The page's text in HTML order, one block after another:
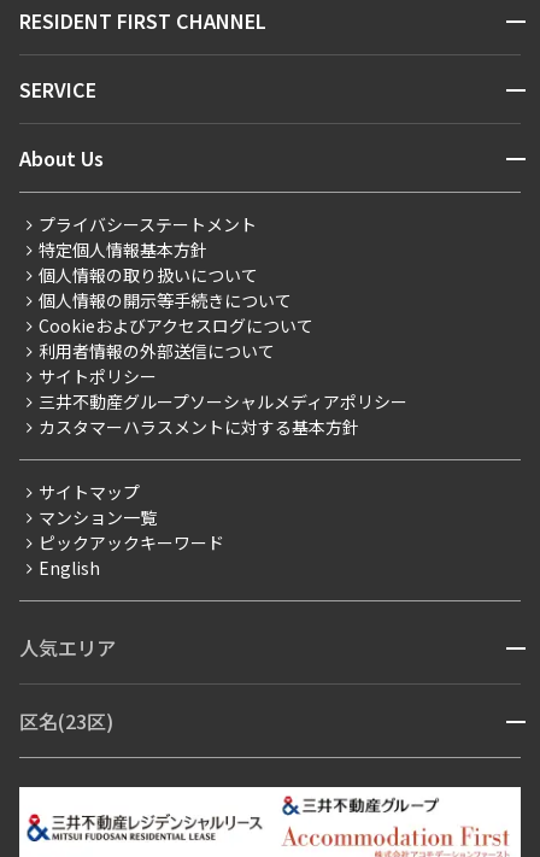
新着情報から探す
新着募集情報
こだわりから探す
こだわり一覧
プレミアムマンション
新築
当社限定（港区・渋谷区）
当社限定（港区・渋谷区以外）
三井不動産企画
賃料改定
フリーレント
ペット可
ブランドマンション
お問い合わせ
RESIDENT FIRST CHANNEL 開閉
マンションレポート
住まいのコラム
SERVICE 開閉
会員ページ
ご入居・提携サービス
お部屋探しからご契約まで
よくあるご質問
社宅紹介
【仲介会社様向け】当社仲介事業部取り扱い物件入居申込
About Us 開閉
会社情報
事業案内
採用情報
ニュースリリース
お問い合わせ
プライバシーステートメント
特定個人情報基本方針
個人情報の取り扱いについて
個人情報の開示等手続きについて
Cookieおよびアクセスログについて
利用者情報の外部送信について
サイトポリシー
三井不動産グループソーシャルメディアポリシー
カスタマーハラスメントに対する基本方針
サイトマップ
マンション一覧
ピックアックキーワード
English
人気エリア 開閉
青山・表参道・原宿
市ヶ谷・神楽坂・飯田橋
三田・芝・浜松町
芝浦・汐留・品川
月島・勝どき・豊洲
本郷・春日・小石川
区名(23区) 開閉
江東区 台東区 墨田区
中野区
豊島区
杉並区 板橋区 練馬区 荒川区
足立区